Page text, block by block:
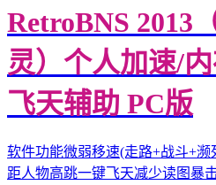
RetroBNS 2013
灵）个人加速/
飞天辅助 PC版
软件功能微弱移速(走路+战斗+
距人物高跳一键飞天减少读图暴